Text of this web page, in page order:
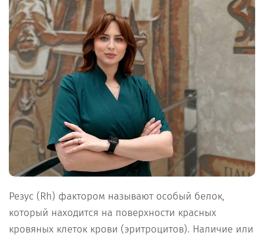
Резус (Rh) фактором называют особый белок,
который находится на поверхности красных
кровяных клеток крови (эритроцитов). Наличие или